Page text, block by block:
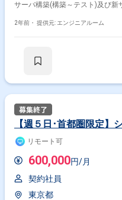
サーバ構築(構築～テスト)及び新サーバ提
2年前・ 提供元: エンジニアルーム
【週５日･首都圏限定】
リモート可
600,000円/月
契約社員
東京都